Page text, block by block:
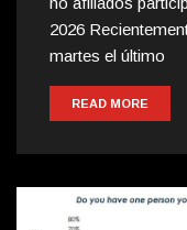
2026
martes el último
READ MORE